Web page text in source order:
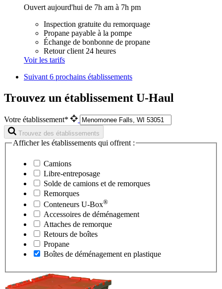
Ouvert aujourd'hui de 7h am à 7h pm
Inspection gratuite du remorquage
Propane payable à la pompe
Échange de bonbonne de propane
Retour client 24 heures
Voir les tarifs
Suivant6 prochains établissements
Trouvez un établissement U-Haul
Votre établissement*
Trouvez des établissements
Afficher les établissements qui offrent :
Camions
Libre-entreposage
Solde de camions et de remorques
Remorques
Conteneurs U-Box®
Accessoires de déménagement
Attaches de remorque
Retours de boîtes
Propane
Boîtes de déménagement en plastique